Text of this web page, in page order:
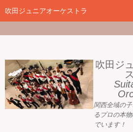
吹田ジュニアオーケストラ
吹田ジ
関西全域の子
るプロの本
でいます！
ホーム
新着情報
活動目標
指導者ご紹介